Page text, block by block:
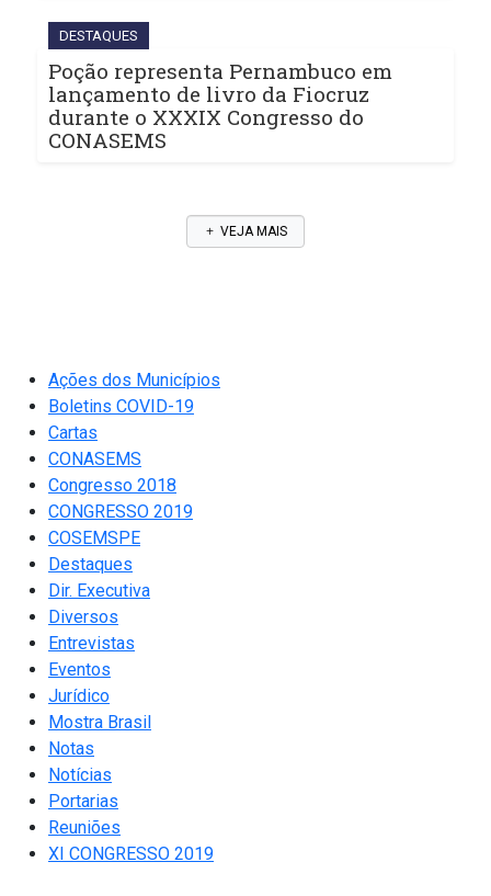
DESTAQUES
Poção representa Pernambuco em
lançamento de livro da Fiocruz
durante o XXXIX Congresso do
CONASEMS
VEJA MAIS
Ações dos Municípios
Boletins COVID-19
Cartas
CONASEMS
Congresso 2018
CONGRESSO 2019
COSEMSPE
Destaques
Dir. Executiva
Diversos
Entrevistas
Eventos
Jurídico
Mostra Brasil
Notas
Notícias
Portarias
Reuniões
XI CONGRESSO 2019